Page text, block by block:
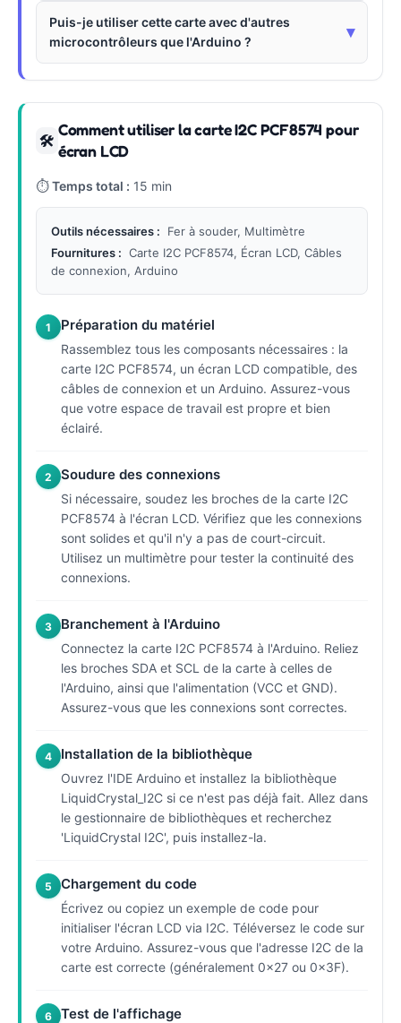
Puis-je utiliser cette carte avec d'autres
microcontrôleurs que l'Arduino ?
▾
🛠
Comment utiliser la carte I2C PCF8574 pour
écran LCD
⏱Temps total : 15 min
Outils nécessaires :
Fer à souder, Multimètre
Fournitures : Carte I2C PCF8574, Écran LCD, Câbles
de connexion, Arduino
1 Préparation du matériel
Rassemblez tous les composants nécessaires : la
carte I2C PCF8574, un écran LCD compatible, des
câbles de connexion et un Arduino. Assurez-vous
que votre espace de travail est propre et bien
éclairé.
2 Soudure des connexions
Si nécessaire, soudez les broches de la carte I2C
PCF8574 à l'écran LCD. Vérifiez que les connexions
sont solides et qu'il n'y a pas de court-circuit.
Utilisez un multimètre pour tester la continuité des
connexions.
3 Branchement à l'Arduino
Connectez la carte I2C PCF8574 à l'Arduino. Reliez
les broches SDA et SCL de la carte à celles de
l'Arduino, ainsi que l'alimentation (VCC et GND).
Assurez-vous que les connexions sont correctes.
4 Installation de la bibliothèque
Ouvrez l'IDE Arduino et installez la bibliothèque
LiquidCrystal_I2C si ce n'est pas déjà fait. Allez dans
le gestionnaire de bibliothèques et recherchez
'LiquidCrystal I2C', puis installez-la.
5 Chargement du code
Écrivez ou copiez un exemple de code pour
initialiser l'écran LCD via I2C. Téléversez le code sur
votre Arduino. Assurez-vous que l'adresse I2C de la
carte est correcte (généralement 0x27 ou 0x3F).
6 Test de l'affichage